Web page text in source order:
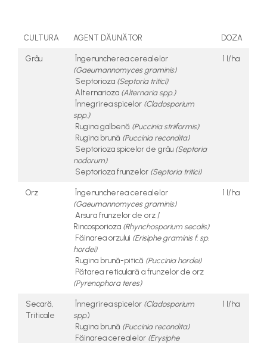
Rulete
CULTURA AGENT DĂUNĂTOR DOZA
Grâu
Îngenuncherea cerealelor
(Gaeumannomyces graminis)
Septorioza (Septoria tritici)
Alternarioza (Alternaria spp.)
Înnegrirea spicelor (Cladosporium
spp.)
Rugina galbenă (Puccinia striiformis)
Rugina brună (Puccinia recondita)
Septorioza spicelor de grâu (Septoria
nodorum)
Septorioza frunzelor (Septoria tritici)
1 l/ha
Orz
Îngenuncherea cerealelor
(Gaeumannomyces graminis)
Arsura frunzelor de orz /
Rincosporioza (Rhynchosporium secalis)
Făinarea orzului (Erisiphe graminis f. sp.
hordei)
Rugina brună-pitică (Puccinia hordei)
Pătarea reticulară a frunzelor de orz
(Pyrenophora teres)
1 l/ha
Secară,
Triticale
Înnegrirea spicelor (Cladosporium
spp.)
Rugina brună (Puccinia recondita)
Făinarea cerealelor (Erysiphe
1 l/ha